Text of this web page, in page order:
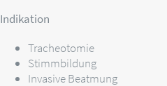
Indikation
Tracheotomie
Stimmbildung
Invasive Beatmung